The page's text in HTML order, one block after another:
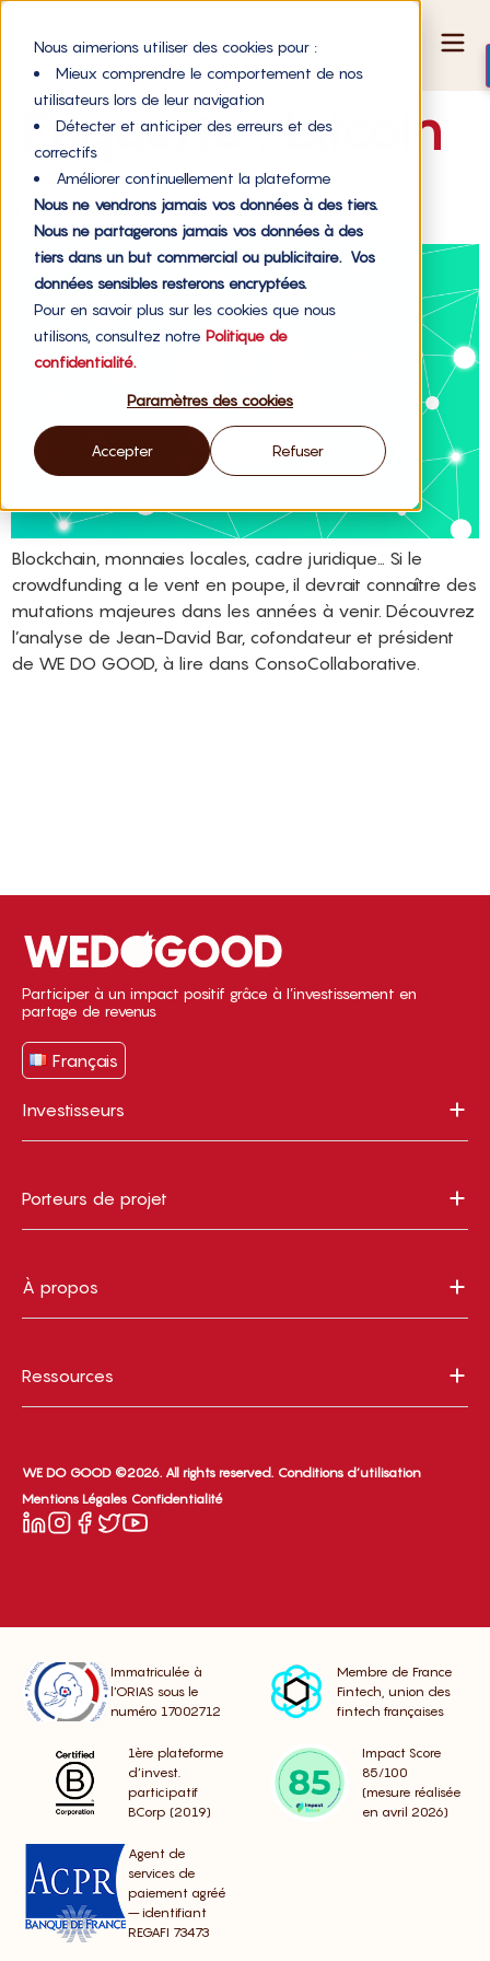
Nous aimerions utiliser des cookies pour :
Mieux comprendre le comportement de nos
utilisateurs lors de leur navigation
Détecter et anticiper des erreurs et des
correctifs
Améliorer continuellement la plateforme
Nous ne vendrons jamais vos données à des tiers.
Nous ne partagerons jamais vos données à des
tiers dans un but commercial ou publicitaire. Vos
données sensibles resterons encryptées.
Pour en savoir plus sur les cookies que nous
utilisons, consultez notre Politique de
confidentialité.
Paramètres des cookies
Accepter Refuser
Étiquette :bitcoin
A quoi rassemblera le financement participatif dans 10 ans ?
Blockchain, monnaies locales, cadre juridique… Si le
crowdfunding a le vent en poupe, il devrait connaître des
mutations majeures dans les années à venir. Découvrez
l’analyse de Jean-David Bar, cofondateur et président
de WE DO GOOD, à lire dans ConsoCollaborative.
Participer à un impact positif grâce à l’investissement en
partage de revenus
Français
Investisseurs
Porteurs de projet
À propos
Ressources
WE DO GOOD ©2026. All rights reserved. Conditions d’utilisation
Mentions Légales Confidentialité
Immatriculée à
l’ORIAS sous le
numéro 17002712
Membre de France
Fintech, union des
fintech françaises
1ère plateforme
d’invest.
participatif
BCorp (2019)
Impact Score
85/100
(mesure réalisée
en avril 2026)
Agent de
services de
paiement agréé
– identifiant
REGAFI 73473